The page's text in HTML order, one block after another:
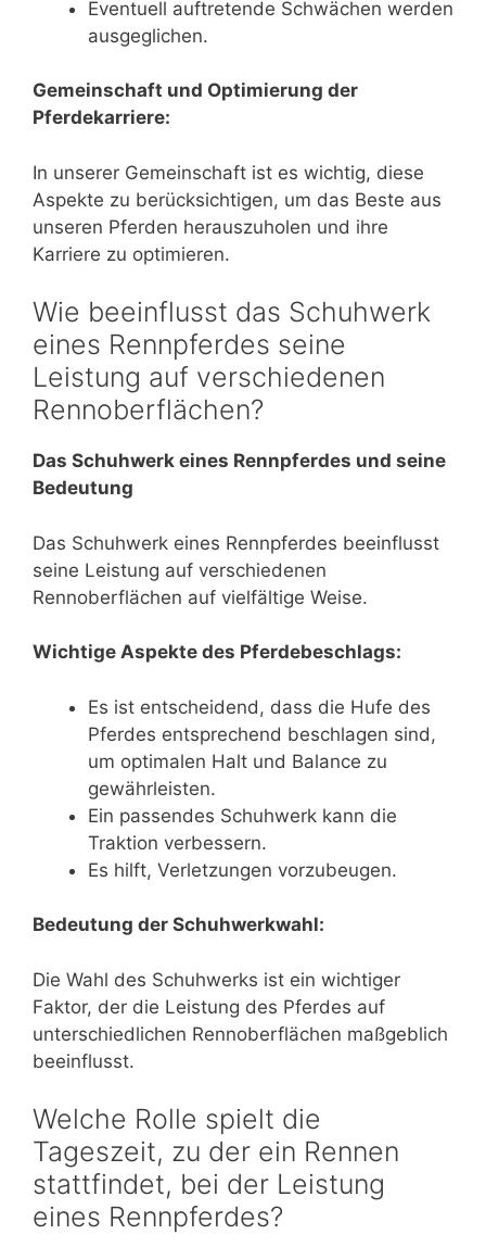
Eventuell auftretende Schwächen werden
ausgeglichen.
Gemeinschaft und Optimierung der
Pferdekarriere:
In unserer Gemeinschaft ist es wichtig, diese
Aspekte zu berücksichtigen, um das Beste aus
unseren Pferden herauszuholen und ihre
Karriere zu optimieren.
Wie beeinflusst das Schuhwerk
eines Rennpferdes seine
Leistung auf verschiedenen
Rennoberflächen?
Das Schuhwerk eines Rennpferdes und seine
Bedeutung
Das Schuhwerk eines Rennpferdes beeinflusst
seine Leistung auf verschiedenen
Rennoberflächen auf vielfältige Weise.
Wichtige Aspekte des Pferdebeschlags:
Es ist entscheidend, dass die Hufe des
Pferdes entsprechend beschlagen sind,
um optimalen Halt und Balance zu
gewährleisten.
Ein passendes Schuhwerk kann die
Traktion verbessern.
Es hilft, Verletzungen vorzubeugen.
Bedeutung der Schuhwerkwahl:
Die Wahl des Schuhwerks ist ein wichtiger
Faktor, der die Leistung des Pferdes auf
unterschiedlichen Rennoberflächen maßgeblich
beeinflusst.
Welche Rolle spielt die
Tageszeit, zu der ein Rennen
stattfindet, bei der Leistung
eines Rennpferdes?